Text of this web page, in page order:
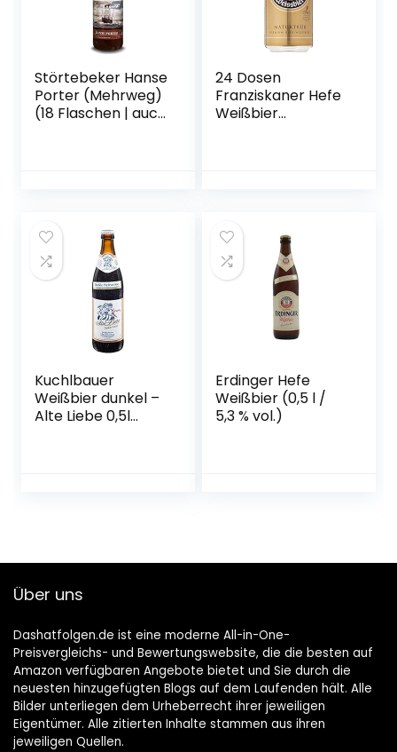
Störtebeker Hanse
Porter (Mehrweg)
(18 Flaschen | auch
24 Dosen
Franziskaner Hefe
Weißbier
Kuchlbauer
Weißbier dunkel –
Alte Liebe 0,5l
Erdinger Hefe
Weißbier (0,5 l /
5,3 % vol.)
Über uns
Dashatfolgen.de ist eine moderne All-in-One-
Preisvergleichs- und Bewertungswebsite, die die besten auf
Amazon verfügbaren Angebote bietet und Sie durch die
neuesten hinzugefügten Blogs auf dem Laufenden hält. Alle
Bilder unterliegen dem Urheberrecht ihrer jeweiligen
Eigentümer. Alle zitierten Inhalte stammen aus ihren
jeweiligen Quellen.